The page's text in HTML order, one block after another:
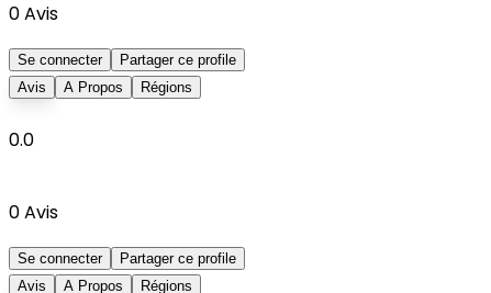
0Avis
Se connecter
Partager ce profile
Avis
A Propos Régions
0.0
0Avis
Se connecter
Partager ce profile
Avis
A Propos Régions